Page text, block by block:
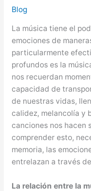
Blog
La música tiene el
emociones de
particularmente
profundos es la
nos recuerdan
capacidad de
de nuestras vidas,
calidez, melancolía y
canciones nos hacen
comprender esto,
memoria, las
entrelazan a través
La relación entre la